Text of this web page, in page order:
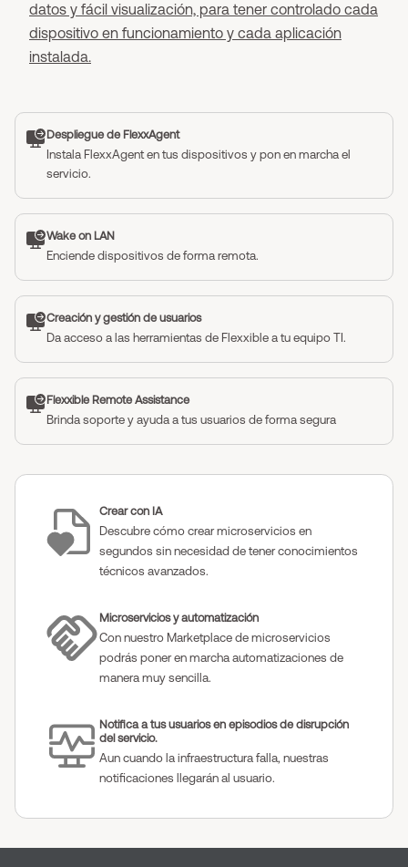
datos y fácil visualización, para tener controlado cada
dispositivo en funcionamiento y cada aplicación
instalada.
Despliegue de FlexxAgent
Instala FlexxAgent en tus dispositivos y pon en marcha el
servicio.
Wake on LAN
Enciende dispositivos de forma remota.
Creación y gestión de usuarios
Da acceso a las herramientas de Flexxible a tu equipo TI.
Flexxible Remote Assistance
Brinda soporte y ayuda a tus usuarios de forma segura
Crear con IA
Descubre cómo crear microservicios en
segundos sin necesidad de tener conocimientos
técnicos avanzados.
Microservicios y automatización
Con nuestro Marketplace de microservicios
podrás poner en marcha automatizaciones de
manera muy sencilla.
Notifica a tus usuarios en episodios de disrupción
del servicio.
Aun cuando la infraestructura falla, nuestras
notificaciones llegarán al usuario.